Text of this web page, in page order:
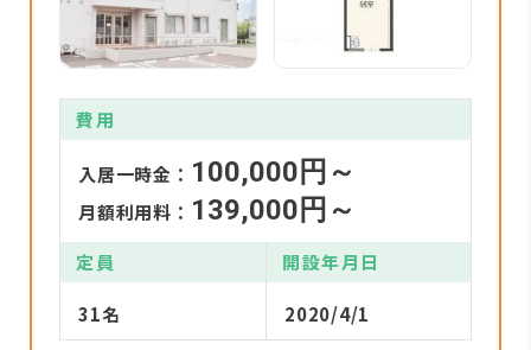
費用
入居一時金： 100,000円～
月額利用料： 139,000円～
定員 開設年月日
31名 2020/4/1